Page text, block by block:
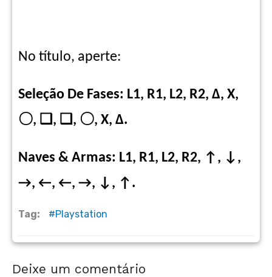
No título, aperte:
Seleção De Fases: L1, R1, L2, R2, Δ, X,
〇, ❑, ❑, 〇, X, Δ.
Naves & Armas: L1, R1, L2, R2, ↑, ↓,
→, ←, ←, →, ↓, ↑.
Tag: Playstation
Deixe um comentário